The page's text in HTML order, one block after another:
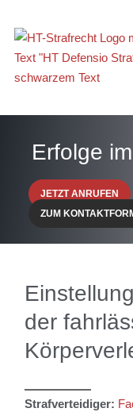
Erfolge
JETZT ANRUFEN
ZUM
der
Strafverteidiger: